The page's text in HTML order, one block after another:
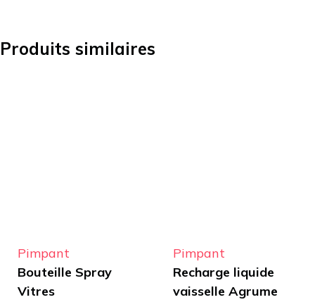
Produits similaires
Pimpant
Bouteille Spray
Vitres
Pimpant
Recharge liquide
vaisselle Agrume